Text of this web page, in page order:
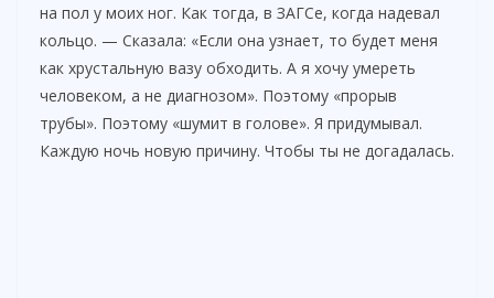
на пол у моих ног. Как тогда, в ЗАГСе, когда надевал
кольцо. — Сказала: «Если она узнает, то будет меня
как хрустальную вазу обходить. А я хочу умереть
человеком, а не диагнозом». Поэтому «прорыв
трубы». Поэтому «шумит в голове». Я придумывал.
Каждую ночь новую причину. Чтобы ты не догадалась.